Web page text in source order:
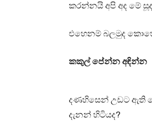
කරන්නයි අපි අද මේ
එහෙනම් බලමුද
කකුල් පේන්න අඳින්න
දණහිසෙන් උඩට ඇති
දැනන් හිටියද?